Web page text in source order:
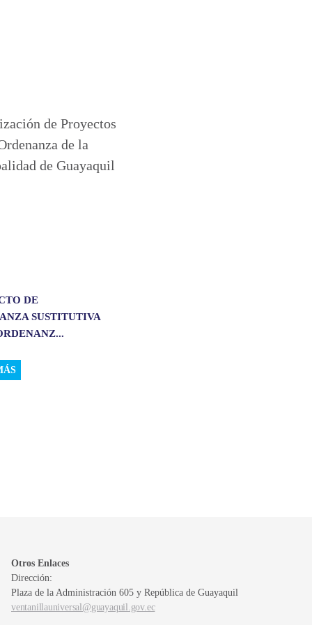
DE
SUSTITUTIVA
Otros Enlaces
Dirección:
Plaza de la Administración 605 y República de Guayaquil
ventanillauniversal@guayaquil.gov.ec